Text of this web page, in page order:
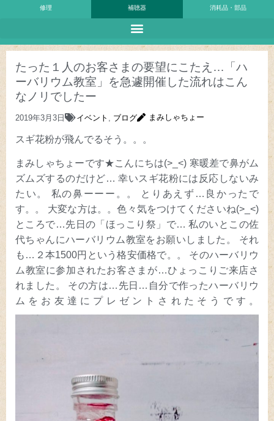
修理 補聴器 消耗品・部品
たった１人のお客さまの要望にこたえ…「ハ
ーバリウム教室」を急遽開催した流れはこん
なノリでしたー
2019年3月3日 イベント ブログ まみしゃちょー
スギ花粉が飛んでるそう。。。
まみしゃちょーです★こんにちは(>_<) 寒暖差で鼻がム
ズムズするのだけど… 幸いスギ花粉には反応しないみ
たい。 私の鼻ーーー。。 とりあえず…良かったで
す。。 大変な方は。。色々気をつけてくださいね(>_<)
ところで…先日の「ほっこり祭」で… 私のいとこの佐
代ちゃんにハーバリウム教室をお願いしました。 それ
も…２本1500円という格安価格で。。 そのハーバリウ
ム教室に参加されたお客さまが…ひょっこりご来店さ
れました。 その方は…先日…自分で作ったハーバリウ
ムをお友達にプレゼントされたそうです。